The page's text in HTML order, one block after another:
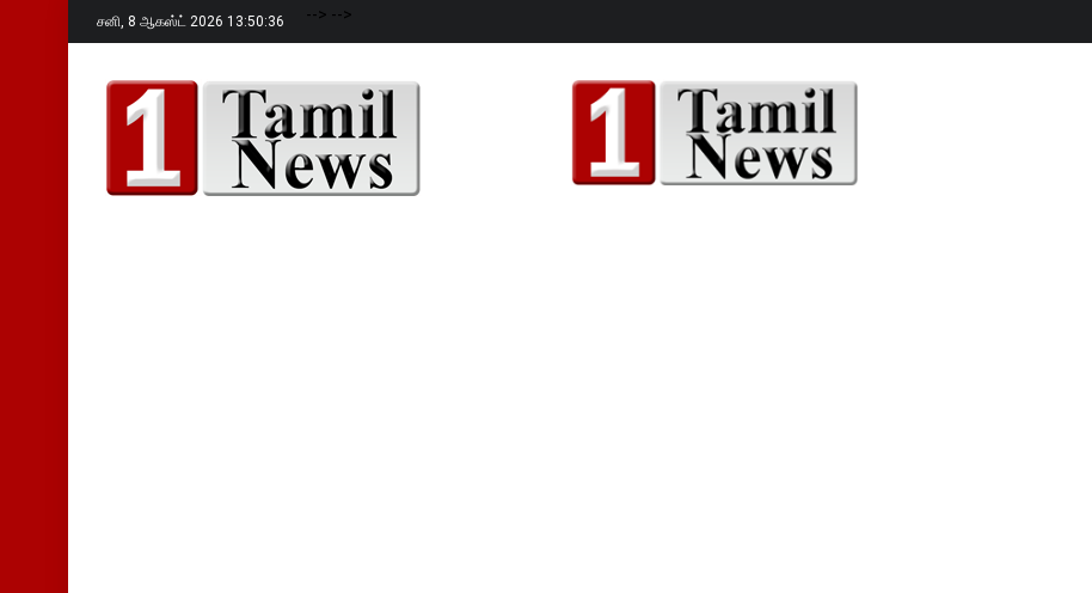
சனி, 8 ஆகஸ்ட் 2026 13:50:37 --> -->